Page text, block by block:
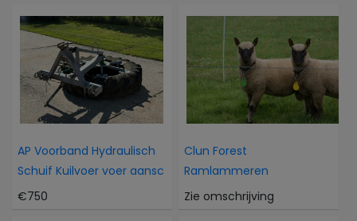
AP Voorband Hydraulisch
Schuif Kuilvoer voer aansc
€750
Clun Forest
Ramlammeren
Zie omschrijving